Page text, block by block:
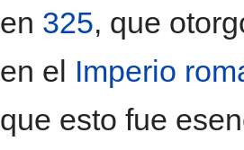
en 325, que
en el Imperio
que esto fue